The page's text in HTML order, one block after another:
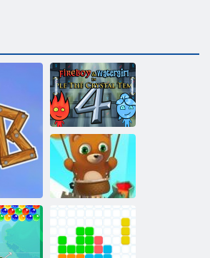
Foc si Apa 4
Bubble Shooter
Infinitului